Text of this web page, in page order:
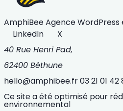
AmphiBeeAgence
LinkedIn
X
40 Rue Henri Pad,
62400 Béthune
hello@amphibee.fr03 21 01 42
Ce site a été optimisé pour
environnemental